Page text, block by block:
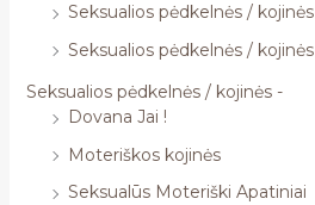
Seksualios pėdkelnės / kojinės
Seksualios pėdkelnės / kojinės
Seksualios pėdkelnės / kojinės -
Dovana Jai !
Moteriškos kojinės
Seksualūs Moteriški Apatiniai